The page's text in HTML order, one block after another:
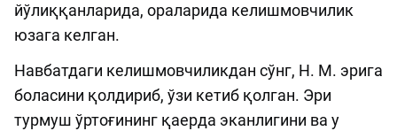
йўлиққанларида, ораларида келишмовчилик
юзага келган.
Навбатдаги келишмовчиликдан сўнг, Н. М. эрига
боласини қолдириб, ўзи кетиб қолган. Эри
турмуш ўртоғининг қаерда эканлигини ва у